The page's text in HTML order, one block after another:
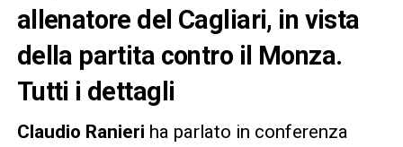
allenatore del Cagliari, in vista
della partita contro il Monza.
Tutti i dettagli
Claudio Ranieri ha parlato in conferenza